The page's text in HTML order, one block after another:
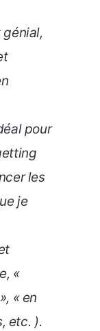
génial,
pour
les
je
«
« en
etc. ).